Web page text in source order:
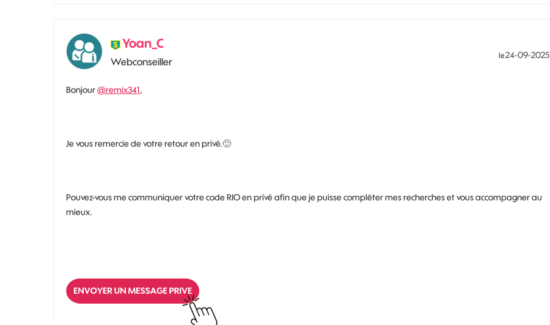
Yoan_C
Webconseiller
le‎24-09-2025
Bonjour@remix341,
Je vous remercie de votre retour en privé.🙂
Pouvez-vous me communiquer votre code RIO en privé afin que je puisse compléter mes recherches et vous accompagner au
mieux.